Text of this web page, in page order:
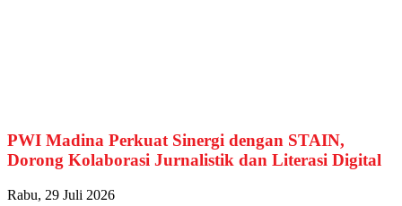
PWI Madina Perkuat Sinergi dengan STAIN,
Dorong Kolaborasi Jurnalistik dan Literasi Digital
Rabu, 29 Juli 2026